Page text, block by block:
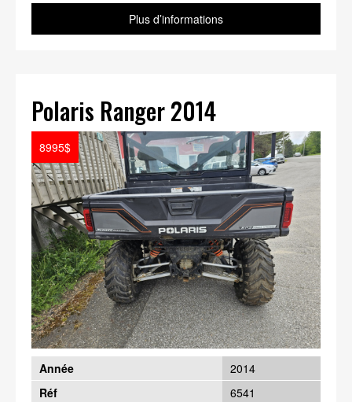
Plus d’informations
Polaris Ranger 2014
8995$
Année
2014
Réf
6541